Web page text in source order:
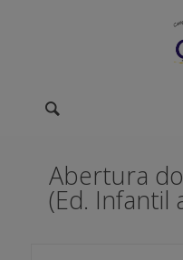
Abertura
(Ed. Infantil